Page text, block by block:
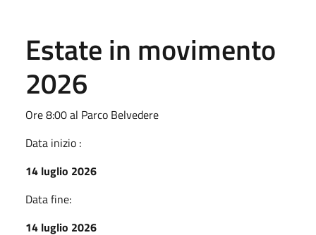
Estate in movimento
2026
Ore 8:00 al Parco Belvedere
Data inizio :
14 luglio 2026
Data fine:
14 luglio 2026